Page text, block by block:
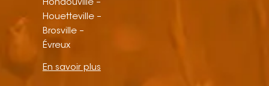
Hondouville –
Houetteville –
Brosville –
Évreux
En savoir plus